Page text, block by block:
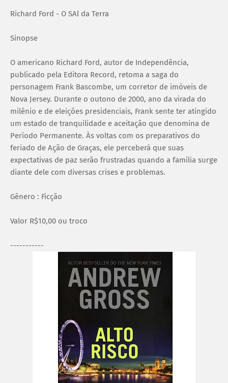
Richard Ford - O SAl da Terra
Sinopse
O americano Richard Ford, autor de Independência,
publicado pela Editora Record, retoma a saga do
personagem Frank Bascombe, um corretor de imóveis de
Nova Jersey. Durante o outono de 2000, ano da virada do
milênio e de eleições presidenciais, Frank sente ter atingido
um estado de tranquilidade e aceitação que denomina de
Período Permanente. Às voltas com os preparativos do
feriado de Ação de Graças, ele perceberá que suas
expectativas de paz serão frustradas quando a família surge
diante dele com diversas crises e problemas.
Gênero : Ficção
Valor R$10,00 ou troco
-----------